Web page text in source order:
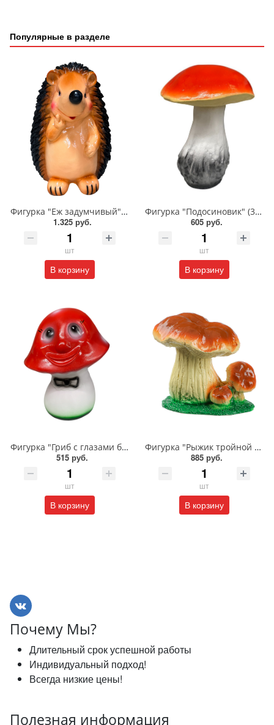
Популярные в разделе
Фигурка "Еж задумчивый" (400*350мм)/518
1.325 руб.
шт
В корзину
Фигурка "Подосиновик" (300*240мм)/445
605 руб.
шт
В корзину
Фигурка "Гриб с глазами большой" (300*250мм)/443
515 руб.
шт
В корзину
Фигурка "Рыжик тройной на траве" (180*210мм)/448
885 руб.
шт
В корзину
Почему Мы?
Длительный срок успешной работы
Индивидуальный подход!
Всегда низкие цены!
Полезная информация